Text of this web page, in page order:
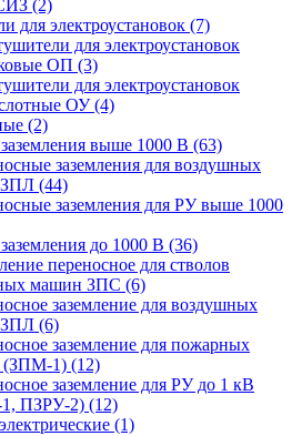
(2)
для электроустановок (7)
для электроустановок
ОП (3)
для электроустановок
ОУ (4)
(2)
выше 1000 В (63)
заземления для воздушных
(44)
заземления для РУ выше 1000
до 1000 В (36)
переносное для стволов
машин ЗПС (6)
заземление для воздушных
(6)
заземление для пожарных
1) (12)
заземление для РУ до 1 кВ
ПЗРУ-2) (12)
(1)